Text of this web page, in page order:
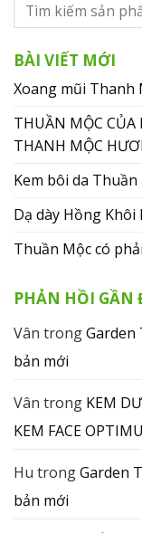
BÀI VIẾT MỚI
Xoang mũi Thanh
THUẦN MỘC CỦA
THANH MỘC
Kem bôi da
Dạ dày Hồng
Thuần Mộc có
PHẢN HỒI GẦN
Vân trongGarden
bản mới
Vân trong KEM
KEM FACE
Hu trongGarden
bản mới